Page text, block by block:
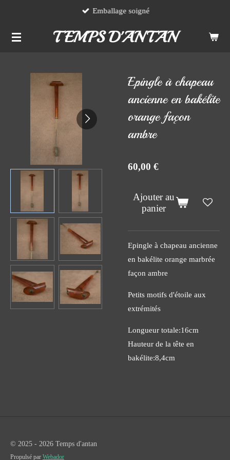
contenu
TEMPS D'ANTAN
Emballage soigné
Epingle à chapeau
ancienne en bakélite
orange façon
ambre
60,00 €
Ajouter au
panier
Epingle à chapeau ancienne
en bakélite orange marbrée
façon ambre
Petits motifs d'étoile aux
extrémités
Longueur totale:16cm
Hauteur de la tête en
bakélite:8,4cm
© 2025 - 2026 Temps d'antan
Propulsé par Webador